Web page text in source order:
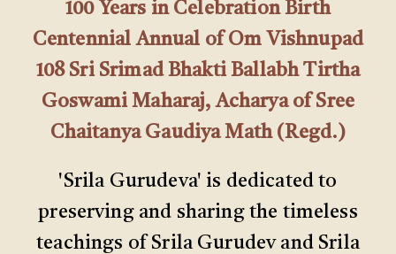
100 Years in Celebration Birth
Centennial Annual of Om Vishnupad
108 Sri Srimad Bhakti Ballabh Tirtha
Goswami Maharaj, Acharya of Sree
Chaitanya Gaudiya Math (Regd.)
'Srila Gurudeva' is dedicated to
preserving and sharing the timeless
teachings of Srila Gurudev and Srila